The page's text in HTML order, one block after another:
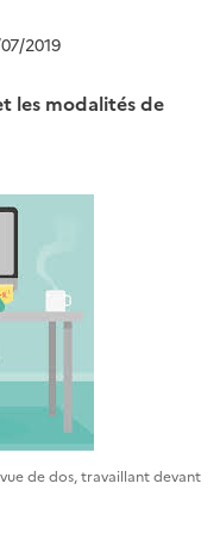
2019
les modalités de
de dos, travaillant devant